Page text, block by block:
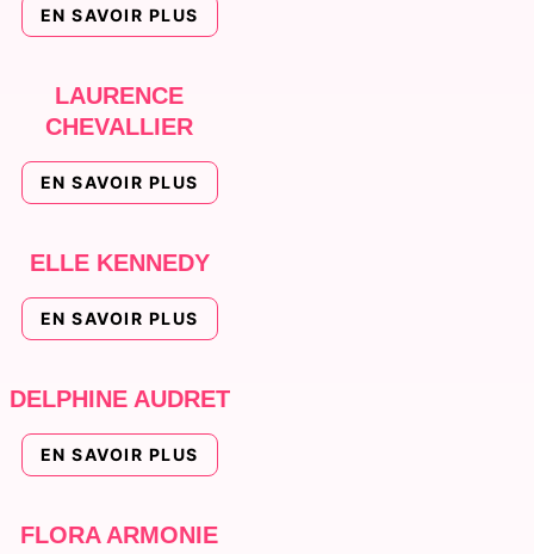
EN SAVOIR PLUS
LAURENCE
CHEVALLIER
EN SAVOIR PLUS
ELLE KENNEDY
EN SAVOIR PLUS
DELPHINE AUDRET
EN SAVOIR PLUS
FLORA ARMONIE